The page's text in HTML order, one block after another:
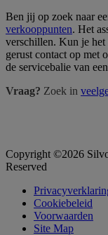
Ben jij op zoek naar
verkooppunten. Het
verschillen. Kun je het
gerust contact op met
de servicebalie van
Vraag? Zoek in
Copyright ©2026
Reserved
Cookiebeleid
Voorwaarden
Site Map